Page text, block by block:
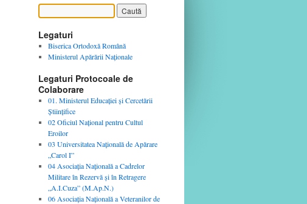
Legaturi
Biserica Ortodoxă Română
Ministerul Apărării Naţionale
Legaturi Protocoale de
Colaborare
01. Ministerul Educaţiei şi Cercetării
Ştiinţifice
02 Oficiul Naţional pentru Cultul
Eroilor
03 Universitatea Naţională de Apărare
„Carol I”
04 Asociaţia Naţională a Cadrelor
Militare în Rezervă şi în Retragere
„A.I.Cuza” (M.Ap.N.)
06 Asociaţia Naţională a Veteranilor de